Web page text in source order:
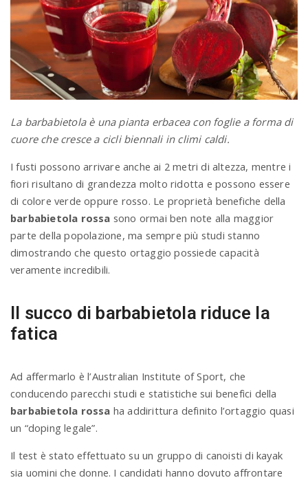
a
i
g
a
t
o
La barbabietola è una pianta erbacea con foglie a forma di
cuore che cresce a cicli biennali in climi caldi.
I fusti possono arrivare anche ai 2 metri di altezza, mentre i
fiori risultano di grandezza molto ridotta e possono essere
di colore verde oppure rosso. Le proprietà benefiche della
barbabietola rossa sono ormai ben note alla maggior
parte della popolazione, ma sempre più studi stanno
dimostrando che questo ortaggio possiede capacità
veramente incredibili.
Il succo di barbabietola riduce la
fatica
Ad affermarlo è l’Australian Institute of Sport, che
conducendo parecchi studi e statistiche sui benefìci della
barbabietola rossa ha addirittura definito l’ortaggio quasi
un “doping legale”.
Il test è stato effettuato su un gruppo di canoisti di kayak
sia uomini che donne. I candidati hanno dovuto affrontare